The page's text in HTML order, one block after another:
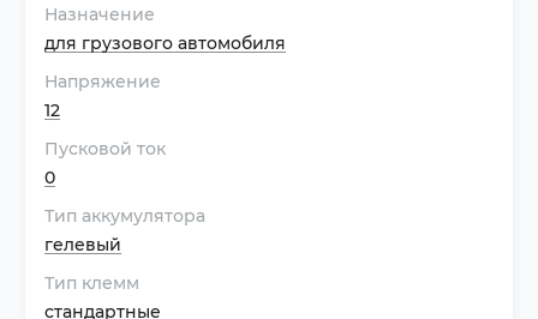
Назначение
для грузового автомобиля
Напряжение
12
Пусковой ток
0
Тип аккумулятора
гелевый
Тип клемм
стандартные